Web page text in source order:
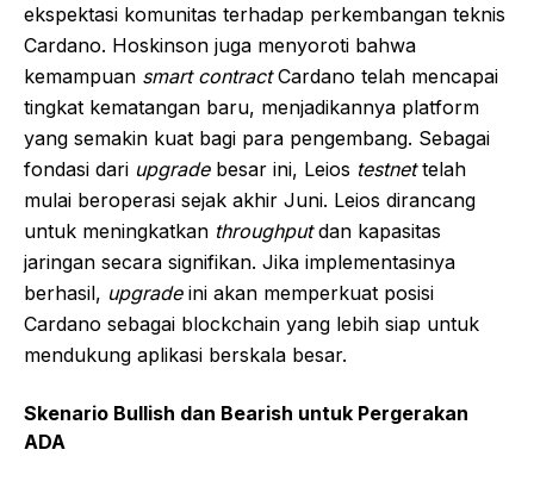
ekspektasi komunitas terhadap perkembangan teknis
Cardano. Hoskinson juga menyoroti bahwa
kemampuan smart contractCardano telah mencapai
tingkat kematangan baru, menjadikannya platform
yang semakin kuat bagi para pengembang. Sebagai
fondasi dari upgradebesar ini, Leios testnettelah
mulai beroperasi sejak akhir Juni. Leios dirancang
untuk meningkatkan throughputdan kapasitas
jaringan secara signifikan. Jika implementasinya
berhasil, upgradeini akan memperkuat posisi
Cardano sebagai blockchain yang lebih siap untuk
mendukung aplikasi berskala besar.
Skenario Bullish dan Bearish untuk Pergerakan
ADA